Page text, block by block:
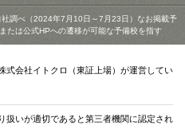
調べ（2024年7月10日～7月23日）なお掲載予
たは公式HPへの遷移が可能な予備校を指す
式会社イトクロ（東証上場）が運営してい
扱いが適切であると第三者機関に認定され